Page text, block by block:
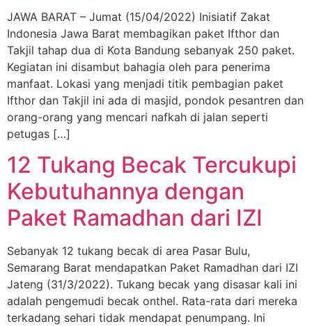
JAWA BARAT – Jumat (15/04/2022) Inisiatif Zakat
Indonesia Jawa Barat membagikan paket Ifthor dan
Takjil tahap dua di Kota Bandung sebanyak 250 paket.
Kegiatan ini disambut bahagia oleh para penerima
manfaat. Lokasi yang menjadi titik pembagian paket
Ifthor dan Takjil ini ada di masjid, pondok pesantren dan
orang-orang yang mencari nafkah di jalan seperti
petugas […]
12 Tukang Becak Tercukupi
Kebutuhannya dengan
Paket Ramadhan dari IZI
Sebanyak 12 tukang becak di area Pasar Bulu,
Semarang Barat mendapatkan Paket Ramadhan dari IZI
Jateng (31/3/2022). Tukang becak yang disasar kali ini
adalah pengemudi becak onthel. Rata-rata dari mereka
terkadang sehari tidak mendapat penumpang. Ini